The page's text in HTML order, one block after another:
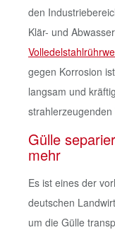
den
Klär- und
gegen Korrosion
langsam und
Gülle
mehr
Es ist eines der
deutschen
um die Gülle